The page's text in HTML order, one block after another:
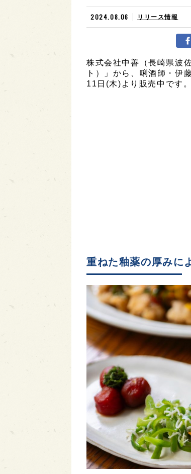
2024.08.06 リリース情報
株式会社中善（長崎県波
ト）」から、唎酒師・伊
11日(木)より販売中です。
重ねた釉薬の厚みに